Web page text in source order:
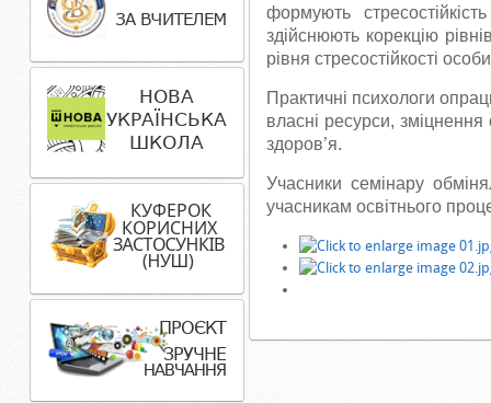
формують
здійснюють корекцію
рівня стресостійкості
Практичні психологи
власні ресурси,
здоров’я.
Учасники семінару
учасникам освітнього